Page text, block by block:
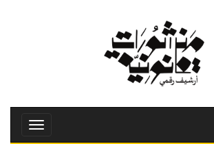
Toggle